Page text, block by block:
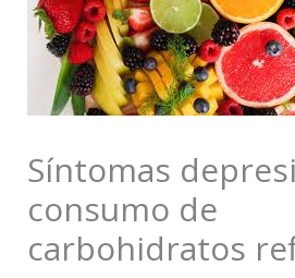
Síntomas
consumo de
carbohidratos